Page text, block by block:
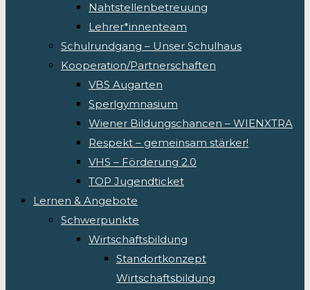
Nahtstellenbetreuung
Lehrer*innenteam
Schulrundgang – Unser Schulhaus
Kooperation/Partnerschaften
VBS Augarten
Sperlgymnasium
Wiener Bildungschancen – WIENXTRA
Respekt – gemeinsam stärker!
VHS – Förderung 2.0
TOP Jugendticket
Lernen & Angebote
Schwerpunkte
Wirtschaftsbildung
Standortkonzept
Wirtschaftsbildung